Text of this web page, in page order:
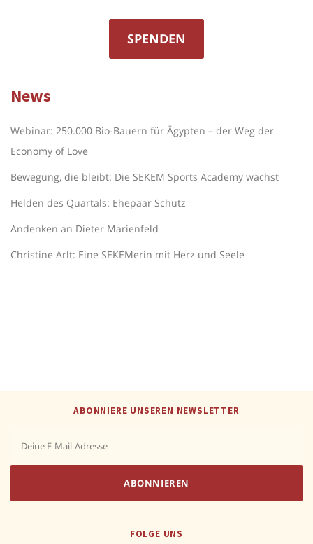
SPENDEN
News
Webinar: 250.000 Bio-Bauern für Ägypten – der Weg der
Economy of Love
Bewegung, die bleibt: Die SEKEM Sports Academy wächst
Helden des Quartals: Ehepaar Schütz
Andenken an Dieter Marienfeld
Christine Arlt: Eine SEKEMerin mit Herz und Seele
ABONNIERE UNSEREN NEWSLETTER
FOLGE UNS